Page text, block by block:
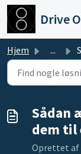
Gå til
Drive
Hjem ...
Sådan
dem til
Oprettet af